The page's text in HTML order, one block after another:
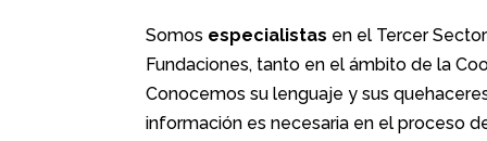
Somos especialistas en el Tercer
Fundaciones, tanto en el ámbito de la
Conocemos su lenguaje y sus
información es necesaria en el proceso